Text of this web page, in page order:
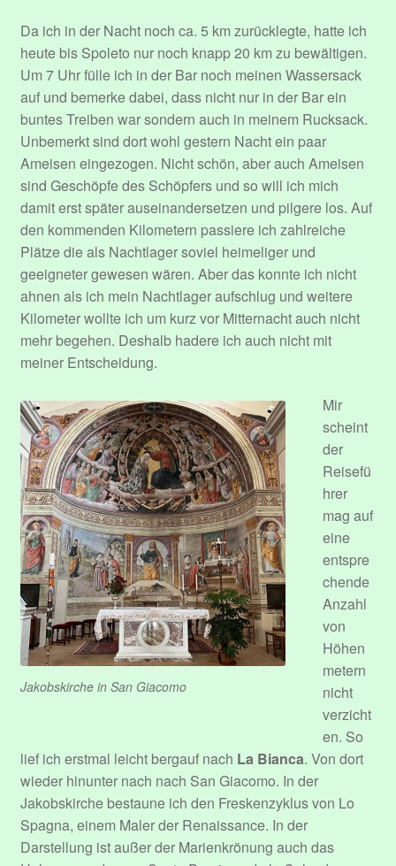
Da ich in der Nacht noch ca. 5 km zurücklegte, hatte ich
heute bis Spoleto nur noch knapp 20 km zu bewältigen.
Um 7 Uhr fülle ich in der Bar noch meinen Wassersack
auf und bemerke dabei, dass nicht nur in der Bar ein
buntes Treiben war sondern auch in meinem Rucksack.
Unbemerkt sind dort wohl gestern Nacht ein paar
Ameisen eingezogen. Nicht schön, aber auch Ameisen
sind Geschöpfe des Schöpfers und so will ich mich
damit erst später auseinandersetzen und pilgere los. Auf
den kommenden Kilometern passiere ich zahlreiche
Plätze die als Nachtlager soviel heimeliger und
geeigneter gewesen wären. Aber das konnte ich nicht
ahnen als ich mein Nachtlager aufschlug und weitere
Kilometer wollte ich um kurz vor Mitternacht auch nicht
mehr begehen. Deshalb hadere ich auch nicht mit
meiner Entscheidung.
Jakobskirche in San Giacomo
Mir
scheint
der
Reisefü
hrer
mag auf
eine
entspre
chende
Anzahl
von
Höhen
metern
nicht
verzicht
en. So
lief ich erstmal leicht bergauf nach La Bianca. Von dort
wieder hinunter nach nach San Giacomo. In der
Jakobskirche bestaune ich den Freskenzyklus von Lo
Spagna, einem Maler der Renaissance. In der
Darstellung ist außer der Marienkrönung auch das